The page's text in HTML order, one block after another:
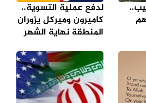
لدفع عملية التسوية..
كاميرون وميركل يزوران
المنطقة نهاية الشهر